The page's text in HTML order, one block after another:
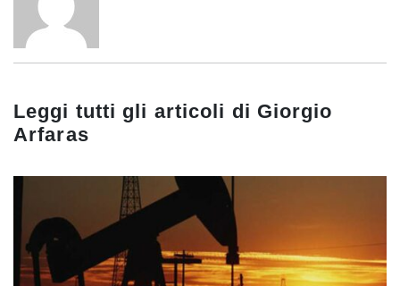
Leggi tutti gli articoli di Giorgio
Arfaras